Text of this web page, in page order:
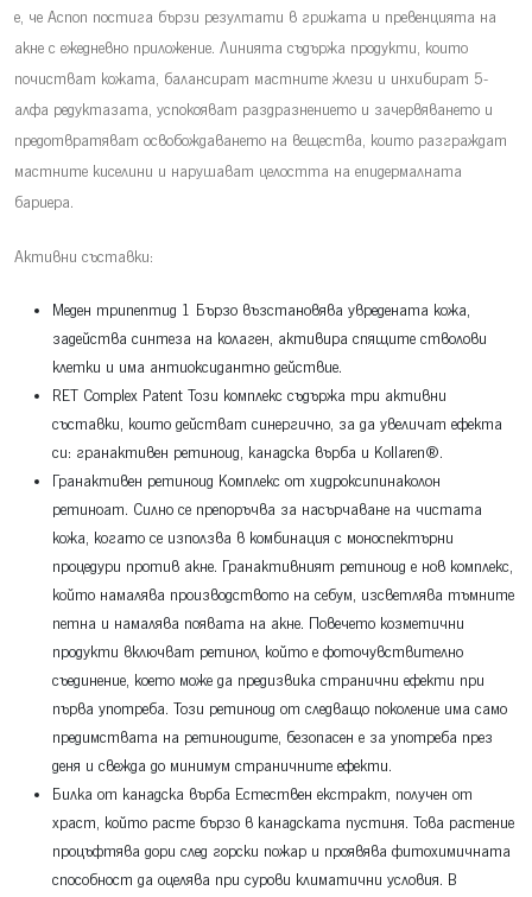
е, че Acnon постига бързи резултати в грижата и превенцията на
акне с ежедневно приложение. Линията съдържа продукти, които
почистват кожата, балансират мастните жлези и инхибират 5-
алфа редуктазата, успокояват раздразнението и зачервяването и
предотвратяват освобождаването на вещества, които разграждат
мастните киселини и нарушават целостта на епидермалната
бариера.
Активни съставки:
Меден трипептид 1 Бързо възстановява увредената кожа,
задейства синтеза на колаген, активира спящите стволови
клетки и има антиоксидантно действие.
RET Complex Patent Този комплекс съдържа три активни
съставки, които действат синергично, за да увеличат ефекта
си: гранактивен ретиноид, канадска върба и Kollaren®.
Гранактивен ретиноид Комплекс от хидроксипинаколон
ретиноат. Силно се препоръчва за насърчаване на чистата
кожа, когато се използва в комбинация с моноспектърни
процедури против акне. Гранактивният ретиноид е нов комплекс,
който намалява производството на себум, изсветлява тъмните
петна и намалява появата на акне. Повечето козметични
продукти включват ретинол, който е фоточувствително
съединение, което може да предизвика странични ефекти при
първа употреба. Този ретиноид от следващо поколение има само
предимствата на ретиноидите, безопасен е за употреба през
деня и свежда до минимум страничните ефекти.
Билка от канадска върба Естествен екстракт, получен от
храст, който расте бързо в канадската пустиня. Това растение
процъфтява дори след горски пожар и проявява фитохимичната
способност да оцелява при сурови климатични условия. В